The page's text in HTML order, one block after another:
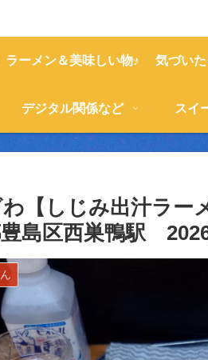
ラーメン＆美味しい物♪ 気づい
デジタル関係など スイ
【しじみ出汁ラー
島区西巣鴨駅